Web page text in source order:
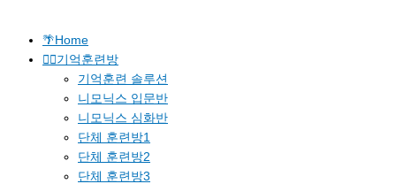
🌴Home
🐱‍🚀기억훈련방
기억훈련 솔루션
니모닉스 입문반
니모닉스 심화반
단체 훈련방1
단체 훈련방2
단체 훈련방3